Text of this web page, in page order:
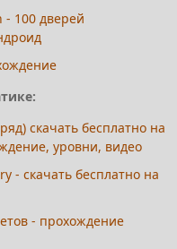
- 100 дверей
скачать бесплатно на
уровни, видео
- скачать бесплатно на
- прохождение